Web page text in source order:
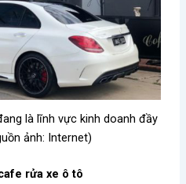
là lĩnh vực kinh doanh đầy
ảnh: Internet)
rửa xe ô tô